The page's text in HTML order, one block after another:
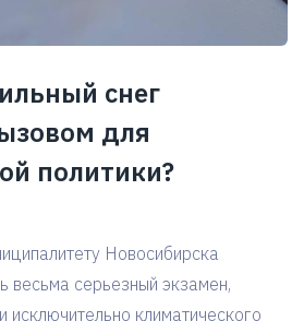
снег
для
политики?
Новосибирска
весьма серьезный экзамен,
исключительно климатического